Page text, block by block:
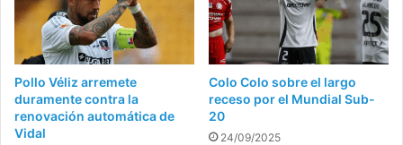
Pollo Véliz arremete
duramente contra la
renovación automática de
Vidal
Colo Colo sobre el largo
receso por el Mundial Sub-
20
24/09/2025